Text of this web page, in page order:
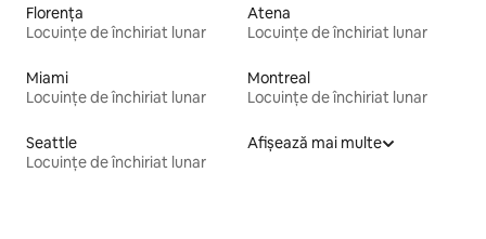
Florența
Locuințe de închiriat lunar
Atena
Locuințe de închiriat lunar
Miami
Locuințe de închiriat lunar
Montreal
Locuințe de închiriat lunar
Seattle
Locuințe de închiriat lunar
Afișează mai multe